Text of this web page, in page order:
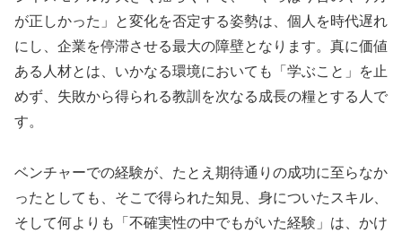
が正しかった」と変化を否定する姿勢は、個人を時代遅れ
にし、企業を停滞させる最大の障壁となります。真に価値
ある人材とは、いかなる環境においても「学ぶこと」を止
めず、失敗から得られる教訓を次なる成長の糧とする人で
す。
ベンチャーでの経験が、たとえ期待通りの成功に至らなか
ったとしても、そこで得られた知見、身についたスキル、
そして何よりも「不確実性の中でもがいた経験」は、かけ